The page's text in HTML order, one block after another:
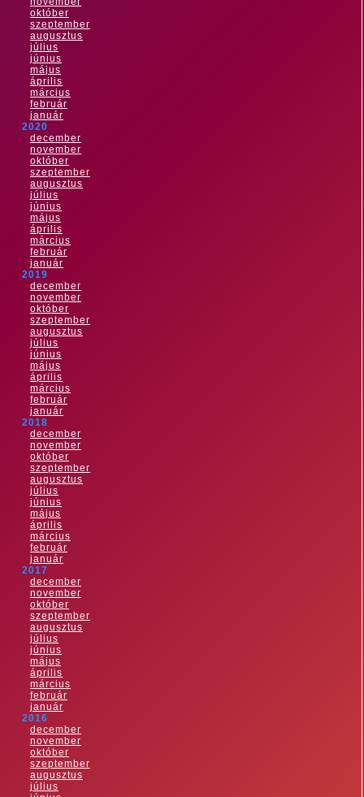
október
szeptember
augusztus
július
június
május
április
március
február
január
2020
december
november
október
szeptember
augusztus
július
június
május
április
március
február
január
2019
december
november
október
szeptember
augusztus
július
június
május
április
március
február
január
2018
december
november
október
szeptember
augusztus
július
június
május
április
március
február
január
2017
december
november
október
szeptember
augusztus
július
június
május
április
március
február
január
2016
december
november
október
szeptember
augusztus
július